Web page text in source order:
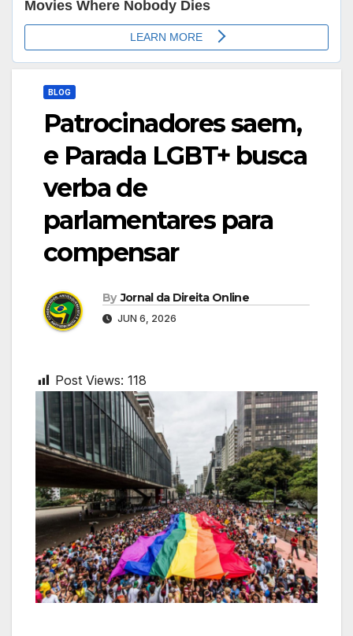
BLOG
Patrocinadores saem,
e Parada LGBT+ busca
verba de
parlamentares para
compensar
By Jornal da Direita Online
JUN 6, 2026
Post Views: 118